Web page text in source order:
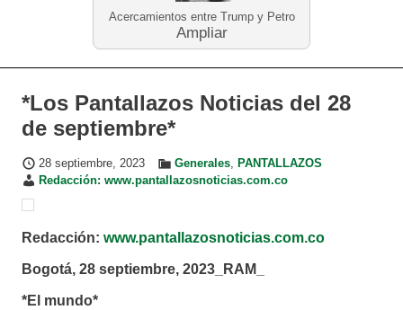
Acercamientos entre Trump y Petro
Ampliar
*Los Pantallazos Noticias del 28
de septiembre*
28 septiembre, 2023 Generales, PANTALLAZOS
Redacción: www.pantallazosnoticias.com.co
Redacción: www.pantallazosnoticias.com.co
Bogotá, 28 septiembre, 2023_RAM_
*El mundo*